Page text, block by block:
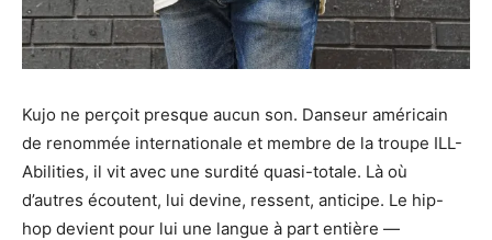
Kujo ne perçoit presque aucun son. Danseur américain
de renommée internationale et membre de la troupe ILL-
Abilities, il vit avec une surdité quasi-totale. Là où
d’autres écoutent, lui devine, ressent, anticipe. Le hip-
hop devient pour lui une langue à part entière —